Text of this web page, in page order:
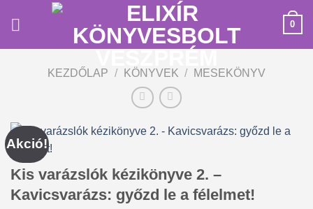
0
KEZDŐLAP / KÖNYVEK / MESEKÖNYV
Akció!
Kis varázslók kézikönyve 2. –
Kavicsvarázs: győzd le a félelmet!